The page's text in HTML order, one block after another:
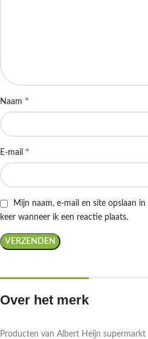
Naam *
E-mail *
Mijn naam, e-mail en site opslaan
keer wanneer ik een reactie plaats.
Over het merk
Producten van Albert Heijn